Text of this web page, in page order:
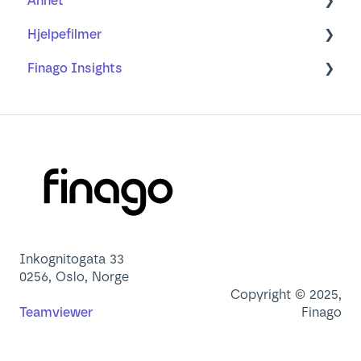
Ofte stilte spørsmål
Min profil
Brukeradministrasjon
Hjelpefilmer
Nettleser
Finago Insights
Inkognitogata 33
0256, Oslo, Norge
Teamviewer
Copyright © 2025,
Finago